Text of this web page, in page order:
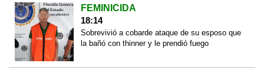
FEMINICIDA
18:14
Sobrevivió a cobarde ataque de su esposo que
la bañó con thinner y le prendió fuego